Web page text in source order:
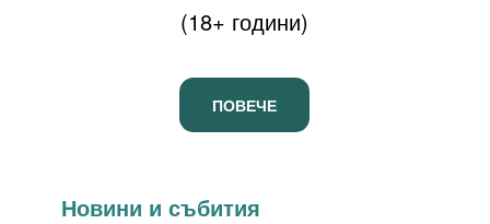
(18+ години)
ПОВЕЧЕ
Новини и събития